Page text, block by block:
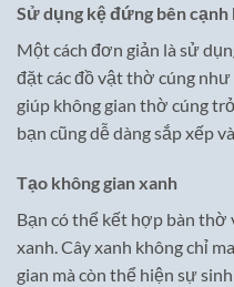
Sử dụng kệ đứng bên cạnh
Một cách đơn giản là sử
đặt các đồ vật thờ cúng
giúp không gian thờ cúng
bạn cũng dễ dàng sắp xếp
Tạo không gian xanh
Bạn có thể kết hợp bàn thờ
xanh. Cây xanh không chỉ
gian mà còn thể hiện sự